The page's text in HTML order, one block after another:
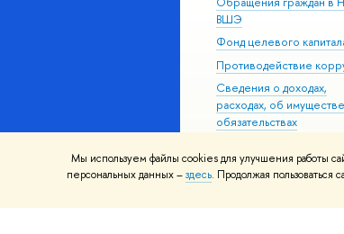
Мы используем файлы cookies для улучшения работы
персональных данных –здесь. Продолжая
ВШЭ
Фонд целевого
Противодействие
Сведения о доходах,
расходах, об
обязательствах
Сведения об
образовательной